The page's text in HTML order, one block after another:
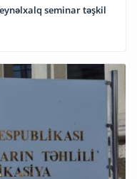
seminar təşkil